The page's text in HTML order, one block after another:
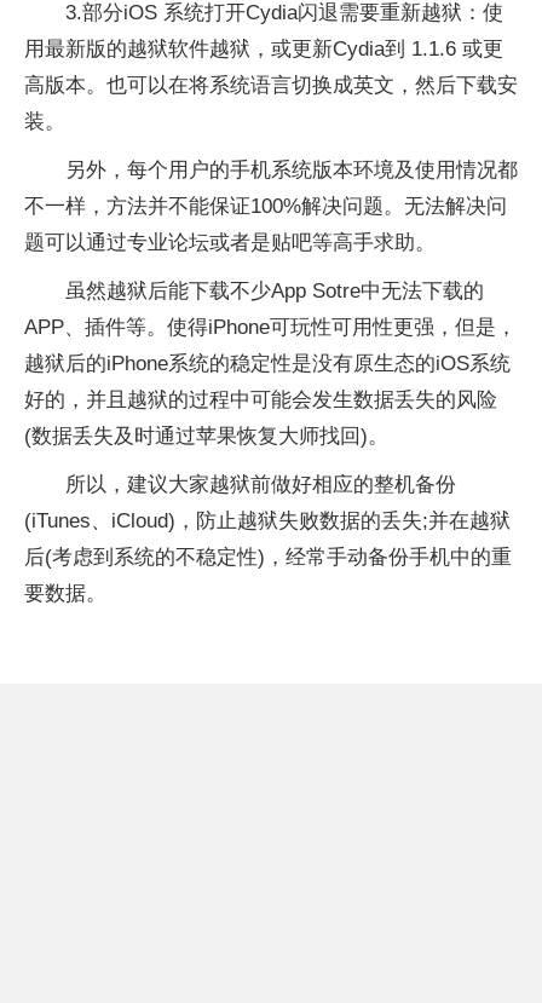
3.部分iOS 系统打开Cydia闪退需要重新越狱：使
用最新版的越狱软件越狱，或更新Cydia到 1.1.6 或更
高版本。也可以在将系统语言切换成英文，然后下载安
装。
另外，每个用户的手机系统版本环境及使用情况都
不一样，方法并不能保证100%解决问题。无法解决问
题可以通过专业论坛或者是贴吧等高手求助。
虽然越狱后能下载不少App Sotre中无法下载的
APP、插件等。使得iPhone可玩性可用性更强，但是，
越狱后的iPhone系统的稳定性是没有原生态的iOS系统
好的，并且越狱的过程中可能会发生数据丢失的风险
(数据丢失及时通过苹果恢复大师找回)。
所以，建议大家越狱前做好相应的整机备份
(iTunes、iCloud)，防止越狱失败数据的丢失;并在越狱
后(考虑到系统的不稳定性)，经常手动备份手机中的重
要数据。